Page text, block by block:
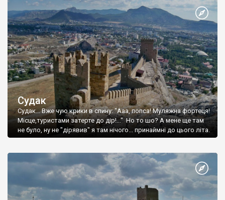
Судак
Судак... Вже чую крики в спину: "Ааа, попса! Муляжна фортеця!
Місце,туристами затерте до дір!..." Но то шо? А мене ще там
не було, ну не "дірявив" я там нічого... принаймні до цього літа.